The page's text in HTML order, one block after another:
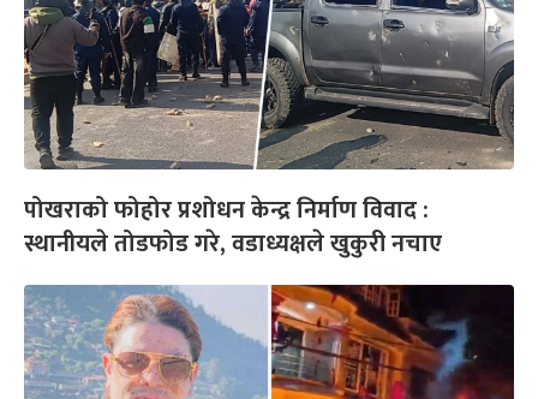
पोखराको फोहोर प्रशोधन केन्द्र निर्माण विवाद :
स्थानीयले तोडफोड गरे, वडाध्यक्षले खुकुरी नचाए